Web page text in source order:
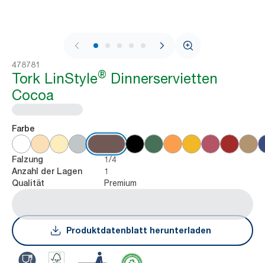
1 / 6
478781
Tork LinStyle® Dinnerservietten
Cocoa
Farbe
Falzung 1/4
Anzahl der Lagen 1
Qualität Premium
Produktdatenblatt herunterladen